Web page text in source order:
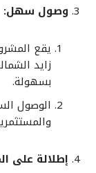
وصول سهل:
يقع
زايد
بسهولة.
الوصول
إطلالة على